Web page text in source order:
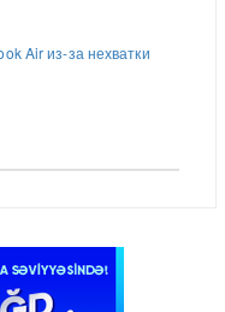
Air из-за нехватки